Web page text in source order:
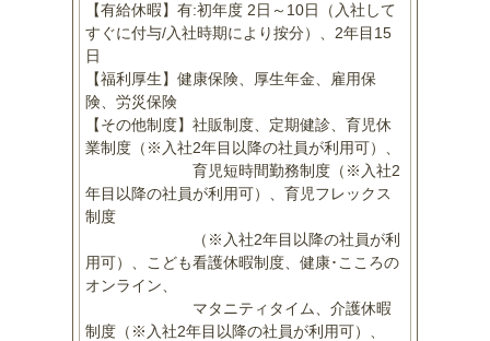
【有給休暇】有:初年度 2日～10日（入社して
すぐに付与/入社時期により按分）、2年目15
日
【福利厚生】健康保険、厚生年金、雇用保
険、労災保険
【その他制度】社販制度、定期健診、育児休
業制度（※入社2年目以降の社員が利用可）、
育児短時間勤務制度（※入社2
年目以降の社員が利用可）、育児フレックス
制度
（※入社2年目以降の社員が利
用可）、こども看護休暇制度、健康･こころの
オンライン、
マタニティタイム、介護休暇
制度（※入社2年目以降の社員が利用可）、